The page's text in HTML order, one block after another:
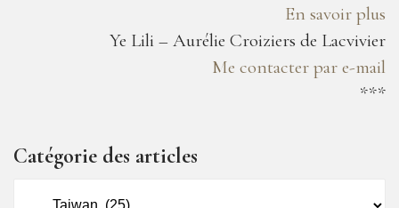
En savoir plus
Ye Lili – Aurélie Croiziers de Lacvivier
Me contacter par e-mail
***
Catégorie des articles